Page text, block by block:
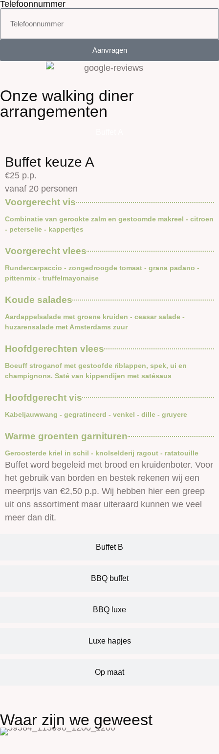
Telefoonnummer
Aanvragen
Onze walking diner
arrangementen
Buffet B
BBQ buffet
BBQ luxe
Luxe hapjes
Op maat
Buffet keuze A
€25 p.p.
vanaf 20 personen
Voorgerecht vis
Combinatie van gerookte zalm en gestoomde makreel - citroen
- peterselie - kappertjes
Voorgerecht vlees
Rundercarpaccio - zongedroogde tomaat - grana padano -
pittenmix - truffelmayonaise
Koude salades
Aardappelsalade met groene kruiden - ceasar salade -
huzarensalade met Amsterdams zuur
Hoofdgerechten vlees
Boeuff stroganof met gestoofde riblappen, spek, ui en
champignons. Saté van kippendijen met satésaus
Hoofdgerecht vis
Kabeljauwwang - gegratineerd - venkel - dille - gruyere
Warme groenten garnituren
Geroosterde kriel in schil - knolselderij ragout - ratatouille
Buffet word begeleid met brood en kruidenboter. Voor
het gebruik van borden en bestek rekenen wij een
meerprijs van €2,50 p.p. Wij hebben hier een greep
uit ons assortiment maar uiteraard kunnen we veel
meer dan dit.
Waar zijn we geweest